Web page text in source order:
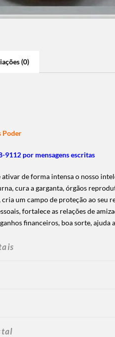
(0)
Poder
9112 por mensagens escritas
ativar de forma intensa o nosso
cura a garganta, órgãos
um campo de proteção ao seu
fortalece as relações de
financeiros, boa sorte, ajuda